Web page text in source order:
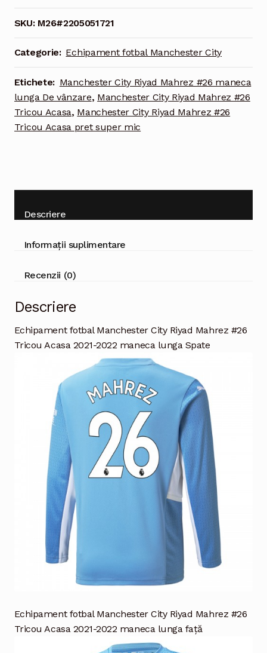
2021-
2022
maneca
SKU: M26#2205051721
Categorie: Echipament fotbal Manchester City
Etichete: Manchester City Riyad Mahrez #26 maneca
lunga De vânzare, Manchester City Riyad Mahrez #26
Tricou Acasa, Manchester City Riyad Mahrez #26
Tricou Acasa pret super mic
Descriere
Informații suplimentare
Recenzii (0)
Descriere
Echipament fotbal Manchester City Riyad Mahrez #26
Tricou Acasa 2021-2022 maneca lunga Spate
Echipament fotbal Manchester City Riyad Mahrez #26
Tricou Acasa 2021-2022 maneca lunga față